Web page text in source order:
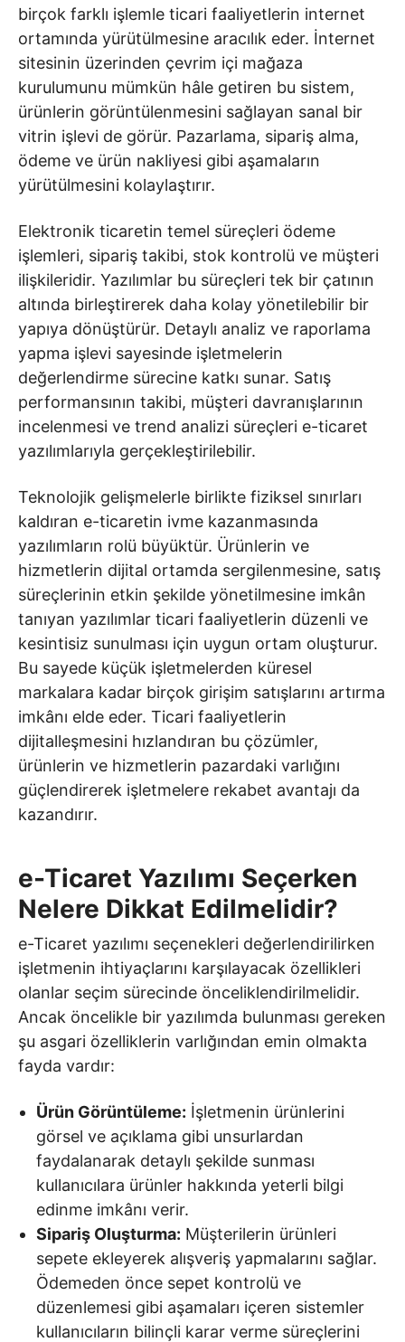
birçok farklı işlemle ticari faaliyetlerin internet
ortamında yürütülmesine aracılık eder. İnternet
sitesinin üzerinden çevrim içi mağaza
kurulumunu mümkün hâle getiren bu sistem,
ürünlerin görüntülenmesini sağlayan sanal bir
vitrin işlevi de görür. Pazarlama, sipariş alma,
ödeme ve ürün nakliyesi gibi aşamaların
yürütülmesini kolaylaştırır.
Elektronik ticaretin temel süreçleri ödeme
işlemleri, sipariş takibi, stok kontrolü ve müşteri
ilişkileridir. Yazılımlar bu süreçleri tek bir çatının
altında birleştirerek daha kolay yönetilebilir bir
yapıya dönüştürür. Detaylı analiz ve raporlama
yapma işlevi sayesinde işletmelerin
değerlendirme sürecine katkı sunar. Satış
performansının takibi, müşteri davranışlarının
incelenmesi ve trend analizi süreçleri e-ticaret
yazılımlarıyla gerçekleştirilebilir.
Teknolojik gelişmelerle birlikte fiziksel sınırları
kaldıran e-ticaretin ivme kazanmasında
yazılımların rolü büyüktür. Ürünlerin ve
hizmetlerin dijital ortamda sergilenmesine, satış
süreçlerinin etkin şekilde yönetilmesine imkân
tanıyan yazılımlar ticari faaliyetlerin düzenli ve
kesintisiz sunulması için uygun ortam oluşturur.
Bu sayede küçük işletmelerden küresel
markalara kadar birçok girişim satışlarını artırma
imkânı elde eder. Ticari faaliyetlerin
dijitalleşmesini hızlandıran bu çözümler,
ürünlerin ve hizmetlerin pazardaki varlığını
güçlendirerek işletmelere rekabet avantajı da
kazandırır.
e-Ticaret Yazılımı Seçerken
Nelere Dikkat Edilmelidir?
e-Ticaret yazılımı seçenekleri değerlendirilirken
işletmenin ihtiyaçlarını karşılayacak özellikleri
olanlar seçim sürecinde önceliklendirilmelidir.
Ancak öncelikle bir yazılımda bulunması gereken
şu asgari özelliklerin varlığından emin olmakta
fayda vardır:
Ürün Görüntüleme: İşletmenin ürünlerini
görsel ve açıklama gibi unsurlardan
faydalanarak detaylı şekilde sunması
kullanıcılara ürünler hakkında yeterli bilgi
edinme imkânı verir.
Sipariş Oluşturma: Müşterilerin ürünleri
sepete ekleyerek alışveriş yapmalarını sağlar.
Ödemeden önce sepet kontrolü ve
düzenlemesi gibi aşamaları içeren sistemler
kullanıcıların bilinçli karar verme süreçlerini